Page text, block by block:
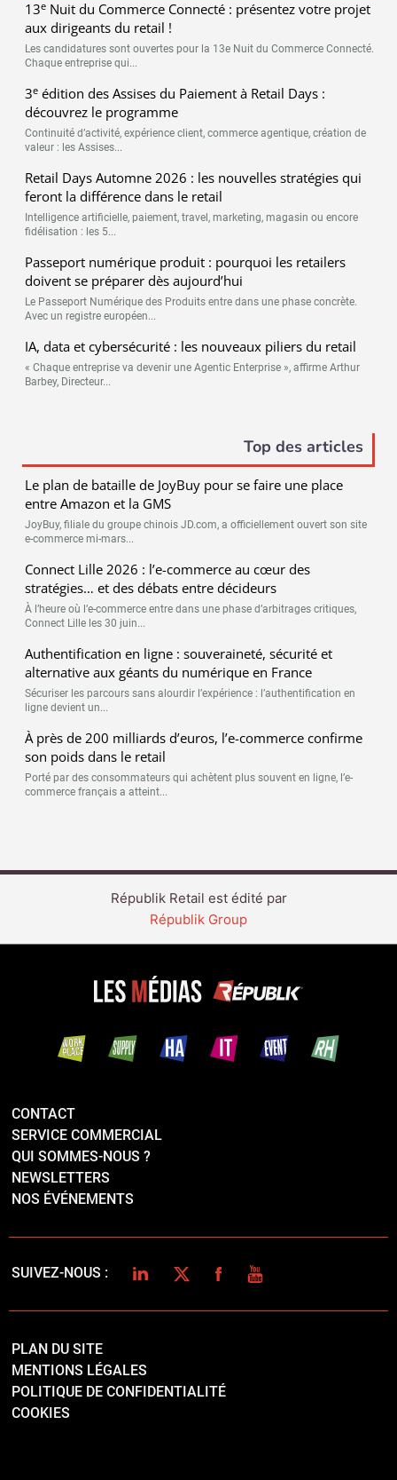
13e Nuit du Commerce Connecté : présentez votre projet
aux dirigeants du retail !
Les candidatures sont ouvertes pour la 13e Nuit du Commerce Connecté.
Chaque entreprise qui...
3e édition des Assises du Paiement à Retail Days :
découvrez le programme
Continuité d’activité, expérience client, commerce agentique, création de
valeur : les Assises...
Retail Days Automne 2026 : les nouvelles stratégies qui
feront la différence dans le retail
Intelligence artificielle, paiement, travel, marketing, magasin ou encore
fidélisation : les 5...
Passeport numérique produit : pourquoi les retailers
doivent se préparer dès aujourd’hui
Le Passeport Numérique des Produits entre dans une phase concrète.
Avec un registre européen...
IA, data et cybersécurité : les nouveaux piliers du retail
« Chaque entreprise va devenir une Agentic Enterprise », affirme Arthur
Barbey, Directeur...
Top des articles
Le plan de bataille de JoyBuy pour se faire une place
entre Amazon et la GMS
JoyBuy, filiale du groupe chinois JD.com, a officiellement ouvert son site
e-commerce mi-mars...
Connect Lille 2026 : l’e-commerce au cœur des
stratégies… et des débats entre décideurs
À l’heure où l’e-commerce entre dans une phase d’arbitrages critiques,
Connect Lille les 30 juin...
Authentification en ligne : souveraineté, sécurité et
alternative aux géants du numérique en France
Sécuriser les parcours sans alourdir l’expérience : l’authentification en
ligne devient un...
À près de 200 milliards d’euros, l’e-commerce confirme
son poids dans le retail
Porté par des consommateurs qui achètent plus souvent en ligne, l’e-
commerce français a atteint...
Républik Retail est édité par
Républik Group
CONTACT
SERVICE COMMERCIAL
QUI SOMMES-NOUS ?
NEWSLETTERS
NOS ÉVÉNEMENTS
SUIVEZ-NOUS : LINKEDINTWITTERFACEBOOK
YOUTUBE
PLAN DU SITE
MENTIONS LÉGALES
POLITIQUE DE CONFIDENTIALITÉ
COOKIES